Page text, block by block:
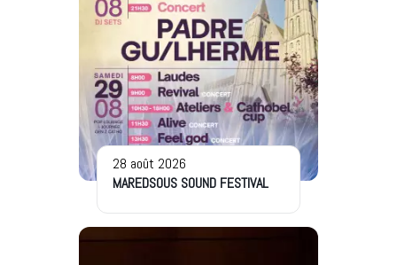
28 août 2026
MAREDSOUS SOUND FESTIVAL